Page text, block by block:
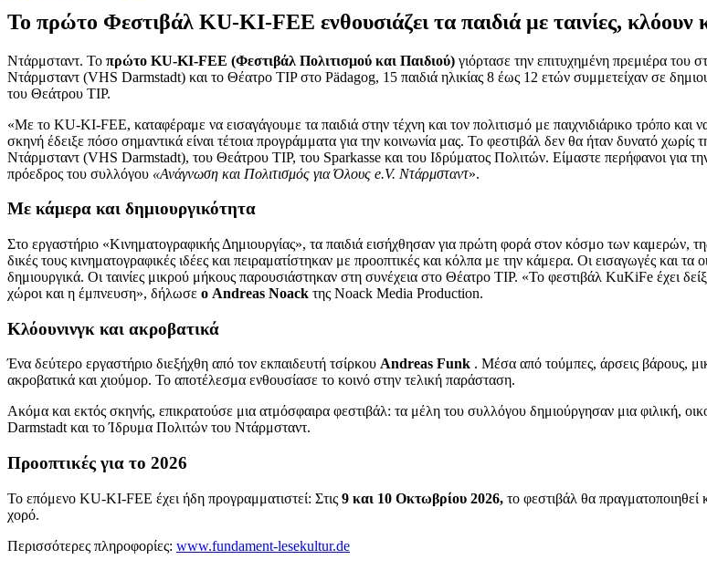
Το πρώτο Φεστιβάλ KU-KI-FEE ενθουσιάζει τα παιδιά με ταινίες, κλόουν
Ντάρμσταντ. Το πρώτο KU-KI-FEE (Φεστιβάλ Πολιτισμού και Παιδιού) γιόρτασε την επιτυχημένη πρεμιέρα
Ντάρμσταντ (VHS Darmstadt) και το Θέατρο TIP στο Pädagog, 15 παιδιά ηλικίας 8 έως 12 ετών συμμετείχαν σε
του Θεάτρου TIP.
«Με το KU-KI-FEE, καταφέραμε να εισαγάγουμε τα παιδιά στην τέχνη και τον πολιτισμό με παιχνιδιάρικο τρόπο
σκηνή έδειξε πόσο σημαντικά είναι τέτοια προγράμματα για την κοινωνία μας. Το φεστιβάλ δεν θα ήταν δυνατό
Ντάρμσταντ (VHS Darmstadt), του Θεάτρου TIP, του Sparkasse και του Ιδρύματος Πολιτών. Είμαστε περήφανοι για
πρόεδρος του συλλόγου «Ανάγνωση και Πολιτισμός για Όλους e.V. Ντάρμσταντ».
Με κάμερα και δημιουργικότητα
Στο εργαστήριο «Κινηματογραφικής Δημιουργίας», τα παιδιά εισήχθησαν για πρώτη φορά στον κόσμο των καμερών,
δικές τους κινηματογραφικές ιδέες και πειραματίστηκαν με προοπτικές και κόλπα με την κάμερα. Οι εισαγωγές και τα
δημιουργικά. Οι ταινίες μικρού μήκους παρουσιάστηκαν στη συνέχεια στο Θέατρο TIP. «Το φεστιβάλ KuKiFe έχει
χώροι και η έμπνευση», δήλωσε ο Andreas Noack της Noack Media Production.
Κλόουνινγκ και ακροβατικά
Ένα δεύτερο εργαστήριο διεξήχθη από τον εκπαιδευτή τσίρκου Andreas Funk . Μέσα από τούμπες, άρσεις βάρους,
ακροβατικά και χιούμορ. Το αποτέλεσμα ενθουσίασε το κοινό στην τελική παράσταση.
Ακόμα και εκτός σκηνής, επικρατούσε μια ατμόσφαιρα φεστιβάλ: τα μέλη του συλλόγου δημιούργησαν μια φιλική,
Darmstadt και το Ίδρυμα Πολιτών του Ντάρμσταντ.
Προοπτικές για το 2026
Το επόμενο KU-KI-FEE έχει ήδη προγραμματιστεί: Στις 9 και 10 Οκτωβρίου 2026, το φεστιβάλ θα
χορό.
Περισσότερες πληροφορίες: www.fundament-lesekultur.de